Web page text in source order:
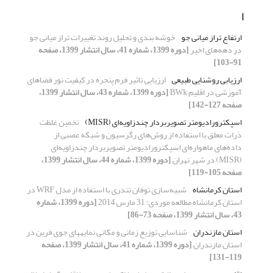
ا
ارتفاع تراز میانی جو خوشه بندی و تحلیل روند تغییرات تراز میانی جو
در دهه‌های اخیر [دوره 1399، شماره 41، سال انتشار 1399، صفحه
91-103]
ارزیابی روشنایی طبیعی ارزیابی تاثیر فرم پنجره در کیفیت نور فضاهای
آموزشی در اقلیم BWk [دوره 1399، شماره 43، سال انتشار 1399،
صفحه 127-142]
اسپکترورادیومتر تصویربردار چندزاویه‌ای (MISR)
تخمین غلظت
ذرات معلق با استفاده از روش‌های رگرسیون و شبکه عصبی از
داده‌های ماهواره‌ای اسپکترورادیومتر تصویربردار چندزاویه‌ای
(MISR) در شهر تهران [دوره 1399، شماره 44، سال انتشار 1399،
صفحه 105-119]
استان کرمانشاه
شبیه‌سازی توفان تندری با استفاده از مدل WRF در
استان کرمانشاه مطالعه موردی: 31 مارس 2014 [دوره 1399، شماره
43، سال انتشار 1399، صفحه 73-86]
استان مازندران شناسایی توزیع زمانی و مکانی نمایه‏های جوی فرین در
استان مازندران [دوره 1399، شماره 41، سال انتشار 1399، صفحه
119-131]